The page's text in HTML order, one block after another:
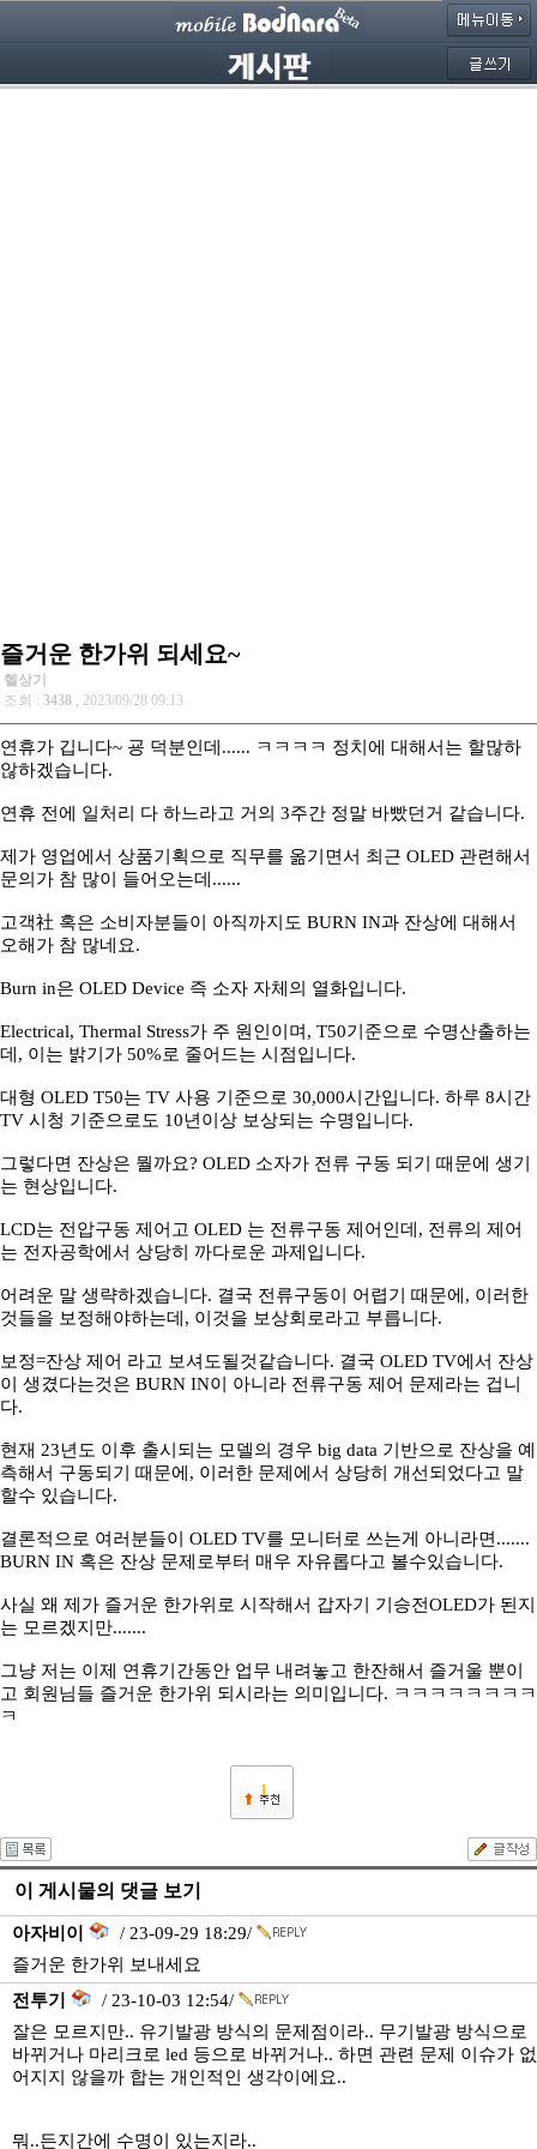
즐거운 한가위 되세요~
헬상기
조회 : 3438 , 2023/09/28 09:13
연휴가 깁니다~ 굥 덕분인데...... ㅋㅋㅋㅋ 정치에 대해서는 할많하
않하겠습니다.
연휴 전에 일처리 다 하느라고 거의 3주간 정말 바빴던거 같습니다.
제가 영업에서 상품기획으로 직무를 옮기면서 최근 OLED 관련해서
문의가 참 많이 들어오는데......
고객社 혹은 소비자분들이 아직까지도 BURN IN과 잔상에 대해서
오해가 참 많네요.
Burn in은 OLED Device 즉 소자 자체의 열화입니다.
Electrical, Thermal Stress가 주 원인이며, T50기준으로 수명산출하는
데, 이는 밝기가 50%로 줄어드는 시점입니다.
대형 OLED T50는 TV 사용 기준으로 30,000시간입니다. 하루 8시간
TV 시청 기준으로도 10년이상 보상되는 수명입니다.
그렇다면 잔상은 뭘까요? OLED 소자가 전류 구동 되기 때문에 생기
는 현상입니다.
LCD는 전압구동 제어고 OLED 는 전류구동 제어인데, 전류의 제어
는 전자공학에서 상당히 까다로운 과제입니다.
어려운 말 생략하겠습니다. 결국 전류구동이 어렵기 때문에, 이러한
것들을 보정해야하는데, 이것을 보상회로라고 부릅니다.
보정=잔상 제어 라고 보셔도될것같습니다. 결국 OLED TV에서 잔상
이 생겼다는것은 BURN IN이 아니라 전류구동 제어 문제라는 겁니
다.
현재 23년도 이후 출시되는 모델의 경우 big data 기반으로 잔상을 예
측해서 구동되기 때문에, 이러한 문제에서 상당히 개선되었다고 말
할수 있습니다.
결론적으로 여러분들이 OLED TV를 모니터로 쓰는게 아니라면.......
BURN IN 혹은 잔상 문제로부터 매우 자유롭다고 볼수있습니다.
사실 왜 제가 즐거운 한가위로 시작해서 갑자기 기승전OLED가 된지
는 모르겠지만.......
그냥 저는 이제 연휴기간동안 업무 내려놓고 한잔해서 즐거울 뿐이
고 회원님들 즐거운 한가위 되시라는 의미입니다. ㅋㅋㅋㅋㅋㅋㅋㅋ
ㅋ
1
이 게시물의 댓글 보기
아자비이
/ 23-09-29 18:29/
즐거운 한가위 보내세요
전투기
/ 23-10-03 12:54/
잘은 모르지만.. 유기발광 방식의 문제점이라.. 무기발광 방식으로
바뀌거나 마리크로 led 등으로 바뀌거나.. 하면 관련 문제 이슈가 없
어지지 않을까 합는 개인적인 생각이에요..
뭐..든지간에 수명이 있는지라..